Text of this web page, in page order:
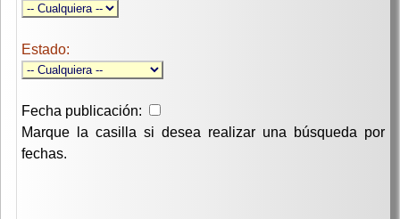
Estado:
Fecha publicación:
Marque la casilla si desea realizar una búsqueda por
fechas.